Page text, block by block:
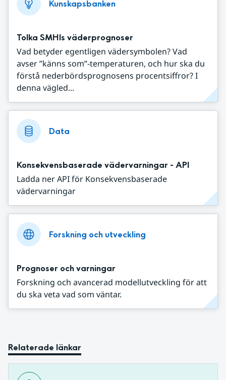
Kunskapsbanken
Tolka SMHIs väderprognoser
Vad betyder egentligen vädersymbolen? Vad
avser ”känns som”-temperaturen, och hur ska du
förstå nederbördsprognosens procentsiffror? I
denna vägled...
Data
Konsekvensbaserade vädervarningar - API
Ladda ner API för Konsekvensbaserade
vädervarningar
Forskning och utveckling
Prognoser och varningar
Forskning och avancerad modellutveckling för att
du ska veta vad som väntar.
Relaterade länkar